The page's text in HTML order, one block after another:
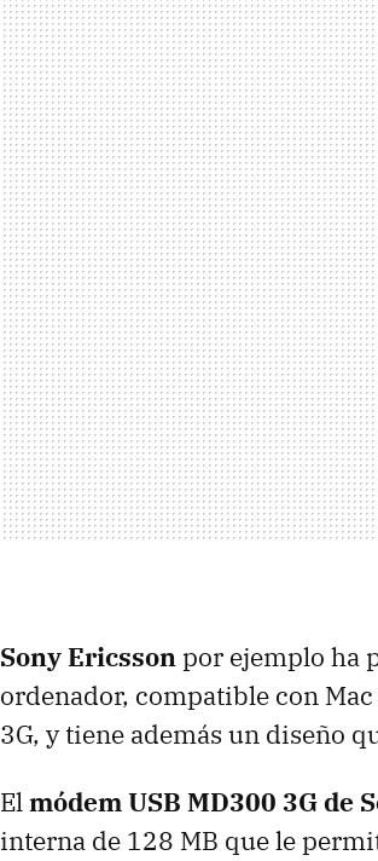
Sony Ericssonpor ejemplo ha
ordenador, compatible con Mac
3G, y tiene además un diseño
Elmódem USB MD300 3G de
interna de 128 MB que le